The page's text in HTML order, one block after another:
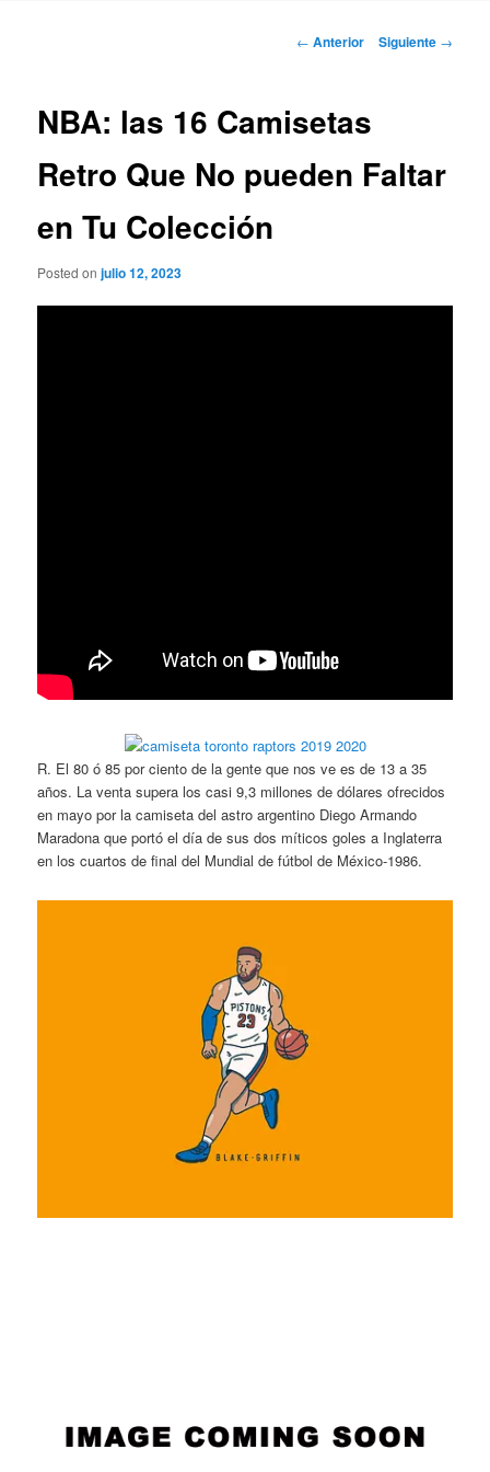
Navegación
← Anterior Siguiente →
NBA: las 16 Camisetas
Retro Que No pueden Faltar
en Tu Colección
Posted onjulio 12, 2023
R. El 80 ó 85 por ciento de la gente que nos ve es de 13 a 35
años. La venta supera los casi 9,3 millones de dólares ofrecidos
en mayo por la camiseta del astro argentino Diego Armando
Maradona que portó el día de sus dos míticos goles a Inglaterra
en los cuartos de final del Mundial de fútbol de México-1986.